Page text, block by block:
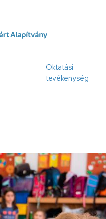
Oktatási
tevékenység